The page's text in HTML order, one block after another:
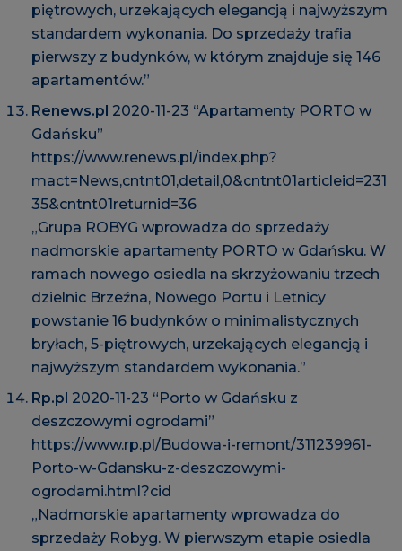
piętrowych, urzekających elegancją i najwyższym
standardem wykonania. Do sprzedaży trafia
pierwszy z budynków, w którym znajduje się 146
apartamentów.”
Renews.pl 2020-11-23 “Apartamenty PORTO w
Gdańsku”
https://www.renews.pl/index.php?
mact=News,cntnt01,detail,0&cntnt01articleid=231
35&cntnt01returnid=36
„Grupa ROBYG wprowadza do sprzedaży
nadmorskie apartamenty PORTO w Gdańsku. W
ramach nowego osiedla na skrzyżowaniu trzech
dzielnic Brzeźna, Nowego Portu i Letnicy
powstanie 16 budynków o minimalistycznych
bryłach, 5-piętrowych, urzekających elegancją i
najwyższym standardem wykonania.”
Rp.pl 2020-11-23 “Porto w Gdańsku z
deszczowymi ogrodami”
https://www.rp.pl/Budowa-i-remont/311239961-
Porto-w-Gdansku-z-deszczowymi-
ogrodami.html?cid
„Nadmorskie apartamenty wprowadza do
sprzedaży Robyg. W pierwszym etapie osiedla